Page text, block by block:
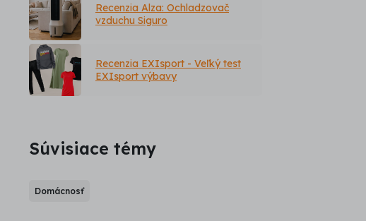
Recenzia Alza: Ochladzovač
vzduchu Siguro
Recenzia EXIsport - Veľký test
EXIsport výbavy
Súvisiace témy
Domácnosť